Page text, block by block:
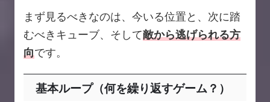
まず見るべきなのは、今いる位置と、次に踏
むべきキューブ、そして敵から逃げられる方
向です。
基本ループ（何を繰り返すゲーム？）